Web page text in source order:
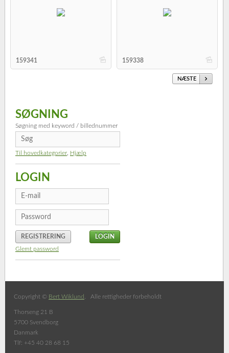
b
159341 b
159338
NÆSTE
SØGNING
Søgning med keyword / billednummer
Til hovedkategorier Hjælp
LOGIN
REGISTRERING
Glemt password
Copyright © Bert Wiklund . Alle rettigheder forbeholdt
Thorseng 21 B
5700 Svendborg
Danmark
Tlf: +45 40 28 68 15